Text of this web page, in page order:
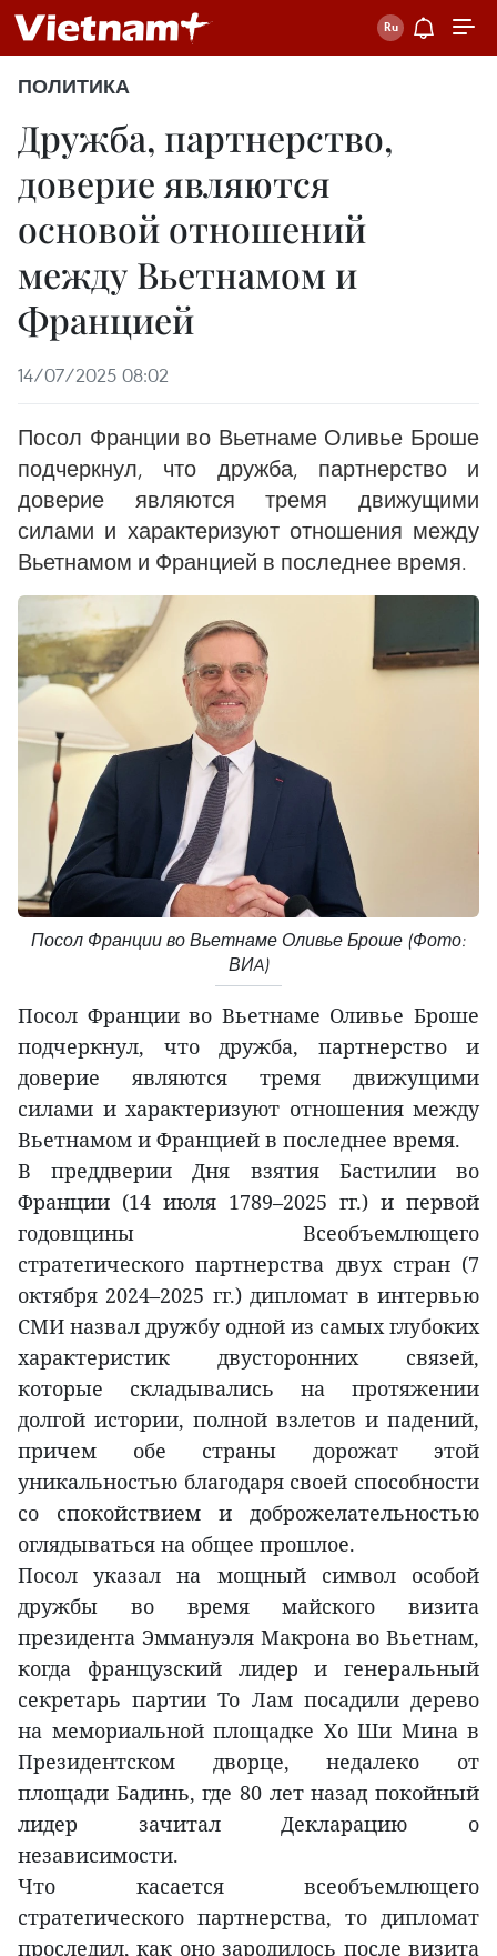
ПОЛИТИКА
Дружба, партнерство,
доверие являются
основой отношений
между Вьетнамом и
Францией
14/07/2025 08:02
Посол Франции во Вьетнаме Оливье Броше
подчеркнул, что дружба, партнерство и
доверие являются тремя движущими
силами и характеризуют отношения между
Вьетнамом и Францией в последнее время.
Посол Франции во Вьетнаме Оливье Броше (Фото:
ВИA)
Посол Франции во Вьетнаме Оливье Броше
подчеркнул, что дружба, партнерство и
доверие являются тремя движущими
силами и характеризуют отношения между
Вьетнамом и Францией в последнее время.
В преддверии Дня взятия Бастилии во
Франции (14 июля 1789–2025 гг.) и первой
годовщины Всеобъемлющего
стратегического партнерства двух стран (7
октября 2024–2025 гг.) дипломат в интервью
СМИ назвал дружбу одной из самых глубоких
характеристик двусторонних связей,
которые складывались на протяжении
долгой истории, полной взлетов и падений,
причем обе страны дорожат этой
уникальностью благодаря своей способности
со спокойствием и доброжелательностью
оглядываться на общее прошлое.
Посол указал на мощный символ особой
дружбы во время майского визита
президента Эммануэля Макрона во Вьетнам,
когда французский лидер и генеральный
секретарь партии То Лам посадили дерево
на мемориальной площадке Хо Ши Мина в
Президентском дворце, недалеко от
площади Бадинь, где 80 лет назад покойный
лидер зачитал Декларацию о
независимости.
Что касается всеобъемлющего
стратегического партнерства, то дипломат
проследил, как оно зародилось после визита